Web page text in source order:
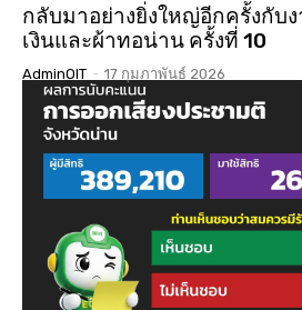
กลับมาอย่างยิ่งใหญ่อีกครั้งกับ
เงินและผ้าทอน่าน ครั้งที่ 10
AdminOIT - 17 กุมภาพันธ์ 2026